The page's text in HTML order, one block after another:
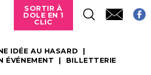
SORTIR À
DOLE EN 1
CLIC
IDÉE AU HASARD
ÉVÉNEMENT
BILLETTERIE